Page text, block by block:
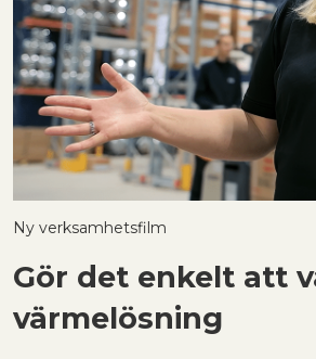
Ny verksamhetsfilm
Gör det enkelt att
värmelösning